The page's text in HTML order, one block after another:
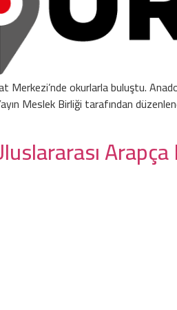
Merkezi’nde okurlarla buluştu.
Meslek Birliği tarafından